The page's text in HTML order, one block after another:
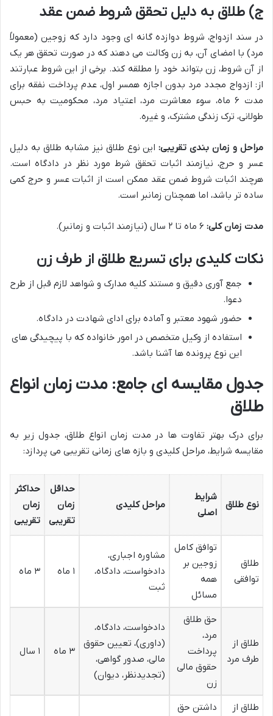
ج) طلاق به دلیل تحقق شروط ضمن عقد
در سند ازدواج، شروط دوازده گانه ای وجود دارد که زوجین (معمولاً
مرد) با امضای آن، به زن وکالت می دهند که در صورت تحقق هر یک
از آن شروط، زن بتواند خود را مطلقه کند. برخی از این شروط عبارتند
از: ازدواج مجدد مرد بدون اجازه همسر اول، عدم پرداخت نفقه برای
مدت ۶ ماه، سوء معاشرت مرد، اعتیاد مرد، محکومیت به حبس
طولانی، ترک زندگی مشترک، و غیره.
مراحل و زمان بندی تقریبی:این نوع طلاق نیز مشابه طلاق به دلیل
عسر و حرج، نیازمند اثبات تحقق شرط مورد نظر در دادگاه است.
هرچند اثبات شروط ضمن عقد ممکن است از اثبات عسر و حرج کمی
ساده تر باشد، اما همچنان زمانبر است.
مدت زمان کلی:
نکات کلیدی برای تسریع طلاق از طرف زن
جمع آوری دقیق و مستند کلیه مدارک و شواهد لازم قبل از طرح
دعوا.
حضور شهود معتبر و آماده برای ادای شهادت در دادگاه.
استفاده از وکیل متخصص در امور خانواده که با پیچیدگی های
این نوع پرونده ها آشنا باشد.
جدول مقایسه ای جامع: مدت زمان انواع
طلاق
برای درک بهتر تفاوت ها در مدت زمان انواع طلاق، جدول زیر به
مقایسه شرایط، مراحل کلیدی و بازه های زمانی تقریبی می پردازد:
نوع طلاق
شرایط
اصلی
مراحل کلیدی
حداقل
زمان
تقریبی
حداکثر
زمان
تقریبی
طلاق
توافقی
توافق کامل
زوجین بر
همه
مسائل
مشاوره اجباری،
دادخواست، دادگاه،
ثبت
۱ ماه ۳ ماه
طلاق از
طرف مرد
حق طلاق
مرد،
پرداخت
حقوق مالی
زن
دادخواست، دادگاه،
(داوری)، تعیین حقوق
مالی، صدور گواهی،
(تجدیدنظر، دیوان)
۳ ماه ۱ سال
طلاق از
داشتن حق